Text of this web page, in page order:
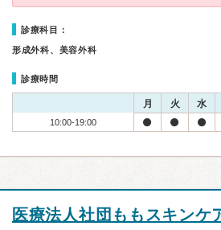
診療科目：
形成外科、美容外科
診療時間
月 火 水
10:00-19:00
医療法人社団ももスキンケ